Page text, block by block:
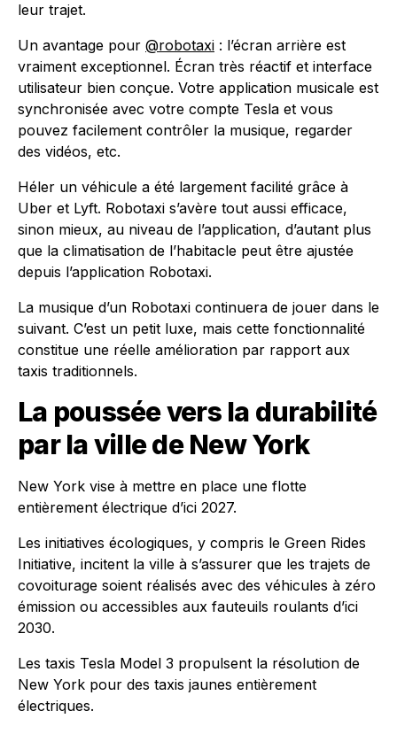
leur trajet.
Un avantage pour @robotaxi : l’écran arrière est
vraiment exceptionnel. Écran très réactif et interface
utilisateur bien conçue. Votre application musicale est
synchronisée avec votre compte Tesla et vous
pouvez facilement contrôler la musique, regarder
des vidéos, etc.
Héler un véhicule a été largement facilité grâce à
Uber et Lyft. Robotaxi s’avère tout aussi efficace,
sinon mieux, au niveau de l’application, d’autant plus
que la climatisation de l’habitacle peut être ajustée
depuis l’application Robotaxi.
La musique d’un Robotaxi continuera de jouer dans le
suivant. C’est un petit luxe, mais cette fonctionnalité
constitue une réelle amélioration par rapport aux
taxis traditionnels.
La poussée vers la durabilité
par la ville de New York
New York vise à mettre en place une flotte
entièrement électrique d’ici 2027.
Les initiatives écologiques, y compris le Green Rides
Initiative, incitent la ville à s’assurer que les trajets de
covoiturage soient réalisés avec des véhicules à zéro
émission ou accessibles aux fauteuils roulants d’ici
2030.
Les taxis Tesla Model 3 propulsent la résolution de
New York pour des taxis jaunes entièrement
électriques.